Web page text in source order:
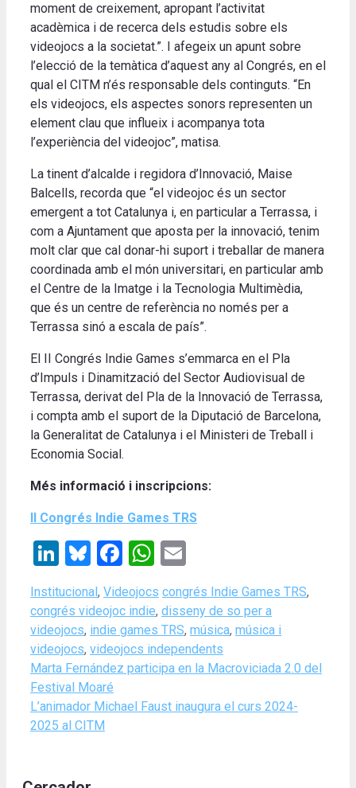
moment de creixement, apropant l’activitat
acadèmica i de recerca dels estudis sobre els
videojocs a la societat.”. I afegeix un apunt sobre
l’elecció de la temàtica d’aquest any al Congrés, en el
qual el CITM n’és responsable dels continguts. “En
els videojocs, els aspectes sonors representen un
element clau que influeix i acompanya tota
l’experiència del videojoc”, matisa.
La tinent d’alcalde i regidora d’Innovació, Maise
Balcells, recorda que “el videojoc és un sector
emergent a tot Catalunya i, en particular a Terrassa, i
com a Ajuntament que aposta per la innovació, tenim
molt clar que cal donar-hi suport i treballar de manera
coordinada amb el món universitari, en particular amb
el Centre de la Imatge i la Tecnologia Multimèdia,
que és un centre de referència no només per a
Terrassa sinó a escala de país”.
El II Congrés Indie Games s’emmarca en el Pla
d’Impuls i Dinamització del Sector Audiovisual de
Terrassa, derivat del Pla de la Innovació de Terrassa,
i compta amb el suport de la Diputació de Barcelona,
la Generalitat de Catalunya i el Ministeri de Treball i
Economia Social.
Més informació i inscripcions:
II Congrés Indie Games TRS
LinkedIn
Bluesky
Facebook
WhatsApp
Categories
Institucional , Videojocs Tags
congrés Indie Games TRS,
congrés videojoc indie, disseny de so per a
videojocs, indie games TRS, música, música i
videojocs, videojocs independents
Marta Fernández participa en la Macroviciada 2.0 del
Festival Moaré
L’animador Michael Faust inaugura el curs 2024-
2025 al CITM